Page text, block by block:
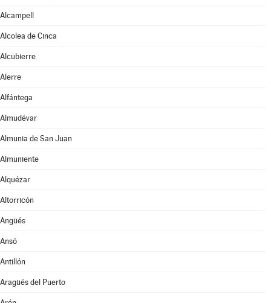
Alcampell
Alcolea de Cinca
Alcubierre
Alerre
Alfántega
Almudévar
Almunia de San Juan
Almuniente
Alquézar
Altorricón
Angüés
Ansó
Antillón
Aragüés del Puerto